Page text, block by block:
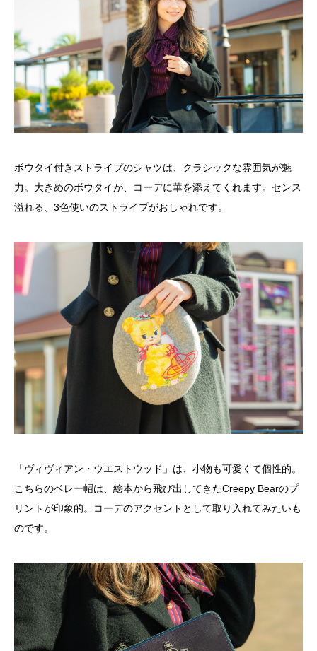
ボウタイ付きストライプのシャツは、クラシックな雰囲気が魅
力。大きめのボウタイが、コーデに華を添えてくれます。センス
溢れる、3色使いのストライプがおしゃれです。
「ヴィヴィアン・ウエストウッド」は、小物も可愛くて個性的。
こちらのベレー帽は、絵本から飛び出してきたCreepy Bearのプ
リントが印象的。コーデのアクセントとして取り入れてみたいも
のです。